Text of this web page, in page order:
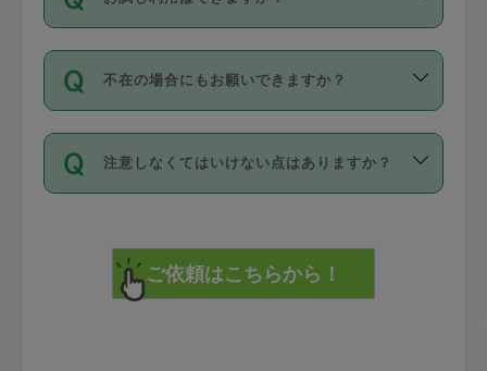
ールに記載していますので、各自の得意
を依頼してください。
※テストセンターの講評は１件目のレビュ
参考
【詳細】タスカジさんの登録に際
す。
写真を撮り、
詳細FAQ：
損害賠償保険について教えて
タスカジさんへ「募集」をかけることが
可能です。
1. 直前キャンセル（定期、スポット契約
共通）
72時間を超える※と、以下のキャンセル
料が発生します。
直前キャンセル料：
72時間前〜24時間前＝依頼料金の50%
「お試し利用」というメニューはありま
せんが、「一回のみ」依頼を活用するこ
とによって、気に入ったタスカジさんを
まず、条件の合う気になるタスカジさ
みてください。
その後、一番気に入ったタスカジさんに
不在の場合にもお願いできますか？
不在の場合の作業はタスカジさんの同意
が必要です。数回の依頼ののち、タスカ
ジさんと依頼者の間で十分な信頼関係が
てください。
不在時に部屋に入るためにタスカジさん
注意しなくてはいけない点はありますか？
で、必ず鍵のかかるロッカーや金庫に入
れて依頼者の責任の元管理するよう心掛
けてください。